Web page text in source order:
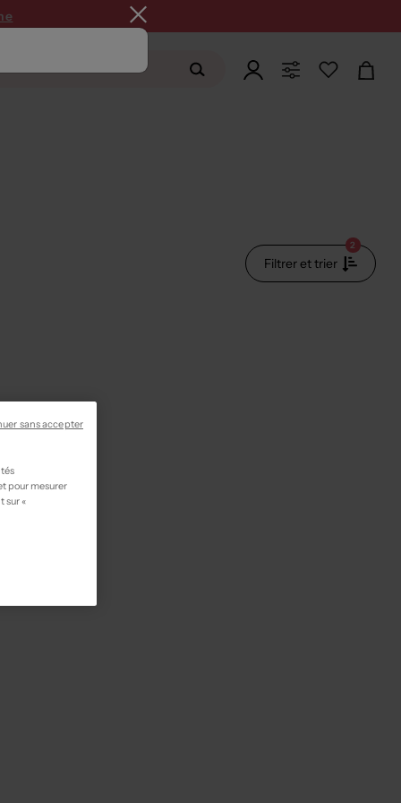
Filtrer et trier
2
pour mesurer
sur «
sans accepter